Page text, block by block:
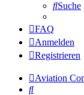
Suche
FAQ
Anmelden
Registrieren
Aviation
Suche